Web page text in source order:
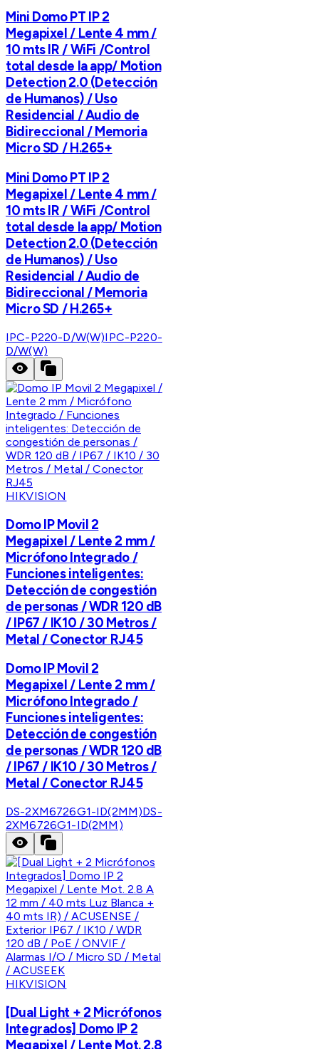
Mini Domo PT IP 2
Megapixel / Lente 4 mm /
10 mts IR / WiFi /Control
total desde la app/ Motion
Detection 2.0 (Detección
de Humanos) / Uso
Residencial / Audio de
Bidireccional / Memoria
Micro SD / H.265+
Mini Domo PT IP 2
Megapixel / Lente 4 mm /
10 mts IR / WiFi /Control
total desde la app/ Motion
Detection 2.0 (Detección
de Humanos) / Uso
Residencial / Audio de
Bidireccional / Memoria
Micro SD / H.265+
IPC-P220-D/W(W)IPC-P220-
D/W(W)
HIKVISION
Domo IP Movil 2
Megapixel / Lente 2 mm /
Micrófono Integrado /
Funciones inteligentes:
Detección de congestión
de personas / WDR 120 dB
/ IP67 / IK10 / 30 Metros /
Metal / Conector RJ45
Domo IP Movil 2
Megapixel / Lente 2 mm /
Micrófono Integrado /
Funciones inteligentes:
Detección de congestión
de personas / WDR 120 dB
/ IP67 / IK10 / 30 Metros /
Metal / Conector RJ45
DS-2XM6726G1-ID(2MM)DS-
2XM6726G1-ID(2MM)
HIKVISION
[Dual Light + 2 Micrófonos
Integrados] Domo IP 2
Megapixel / Lente Mot. 2.8